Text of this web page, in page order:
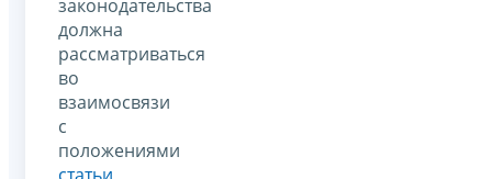
законодательства
должна
рассматриваться
во
взаимосвязи
с
положениями
статьи